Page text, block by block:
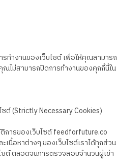
ทำงานของเว็บไซต์ เพื่อให้คุณสามารถ
ณไม่สามารถปิดการทำงานของคุกกี้นี้ใน
ต์ (Strictly Necessary Cookies)
ารของเว็บไซต์ feedforfuture.co
เนื้อหาต่างๆ ของเว็บไซต์เราได้ทุกส่วน
ต์ ตลอดจนการตรวจสอบจำนวนผู้เข้า